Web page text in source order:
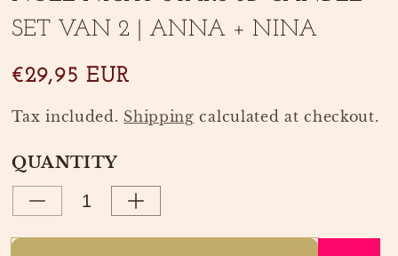
modal
modal
SET VAN 2 | ANNA + NINA
SKU:
€29,95 EUR
Tax included. Shipping calculated at checkout.
QUANTITY
Decrease
Increase